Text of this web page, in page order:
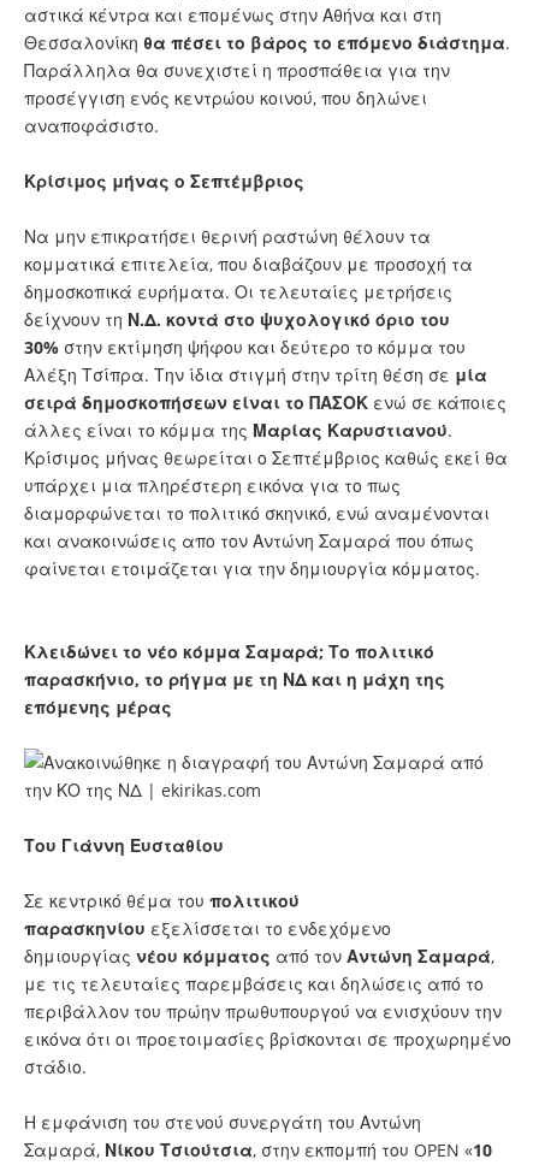
αστικά κέντρα και επομένως στην Αθήνα και στη
Θεσσαλονίκη θα πέσει το βάρος το επόμενο διάστημα.
Παράλληλα θα συνεχιστεί η προσπάθεια για την
προσέγγιση ενός κεντρώου κοινού, που δηλώνει
αναποφάσιστο.
Κρίσιμος μήνας ο Σεπτέμβριος
Να μην επικρατήσει θερινή ραστώνη θέλουν τα
κομματικά επιτελεία, που διαβάζουν με προσοχή τα
δημοσκοπικά ευρήματα. Οι τελευταίες μετρήσεις
δείχνουν τη Ν.Δ. κοντά στο ψυχολογικό όριο του
30% στην εκτίμηση ψήφου και δεύτερο το κόμμα του
Αλέξη Τσίπρα. Την ίδια στιγμή στην τρίτη θέση σε μία
σειρά δημοσκοπήσεων είναι το ΠΑΣΟΚ ενώ σε κάποιες
άλλες είναι το κόμμα της Μαρίας Καρυστιανού.
Κρίσιμος μήνας θεωρείται ο Σεπτέμβριος καθώς εκεί θα
υπάρχει μια πληρέστερη εικόνα για το πως
διαμορφώνεται το πολιτικό σκηνικό, ενώ αναμένονται
και ανακοινώσεις απο τον Αντώνη Σαμαρά που όπως
φαίνεται ετοιμάζεται για την δημιουργία κόμματος.
Κλειδώνει το νέο κόμμα Σαμαρά; Το πολιτικό
παρασκήνιο, το ρήγμα με τη ΝΔ και η μάχη της
επόμενης μέρας
Του Γιάννη Ευσταθίου
Σε κεντρικό θέμα του πολιτικού
παρασκηνίου εξελίσσεται το ενδεχόμενο
δημιουργίας νέου κόμματος από τον Αντώνη Σαμαρά,
με τις τελευταίες παρεμβάσεις και δηλώσεις από το
περιβάλλον του πρώην πρωθυπουργού να ενισχύουν την
εικόνα ότι οι προετοιμασίες βρίσκονται σε προχωρημένο
στάδιο.
Η εμφάνιση του στενού συνεργάτη του Αντώνη
Σαμαρά, Νίκου Τσιούτσια, στην εκπομπή του OPEN «10